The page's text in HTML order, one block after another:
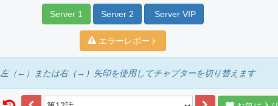
Server 1 Server 2 Server VIP
エラーレポート
左（←）または右（→）矢印を使用してチャプターを切り替えます